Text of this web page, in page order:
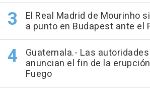
El Real Madrid de Mourinho
a punto en Budapest ante el
Guatemala.- Las
anuncian el fin de la
Fuego